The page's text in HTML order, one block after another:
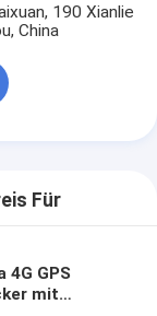
190 Xianlie
China
Für
4G GPS
mit